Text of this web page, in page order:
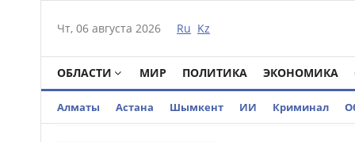
Чт, 06 августа 2026 Ru Kz
ОБЛАСТИ МИР ПОЛИТИКА ЭКОНОМИКА
Алматы Астана Шымкент ИИ Криминал